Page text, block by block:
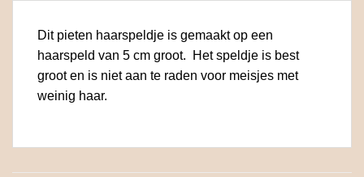
Dit pieten haarspeldje is gemaakt op een
haarspeld van 5 cm groot. Het speldje is best
groot en is niet aan te raden voor meisjes met
weinig haar.